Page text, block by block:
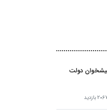
دولت
بازدید